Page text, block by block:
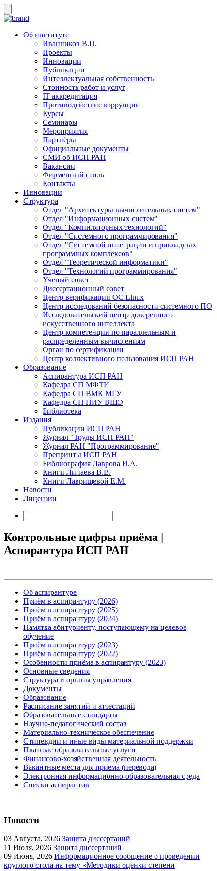
Об институте
Иванников В.П.
Проекты
Инновации
Публикации
Интеллектуальная собственность
Стоимость работ и услуг
IT аккредитация
Противодействие коррупции
Курсы
Семинары
Мероприятия
Партнёры
Официальные документы
СМИ об ИСП РАН
Вакансии
Фирменный стиль
Контакты
Инновации
Структура
Отдел "Архитектуры вычислительных систем"
Отдел "Информационных систем"
Отдел "Компиляторных технологий"
Отдел "Системного программирования"
Отдел "Системной интеграции и прикладных
программных комплексов"
Отдел "Теоретической информатики"
Отдел "Технологий программирования"
Ученый совет
Диссертационный совет
Центр верификации ОС Linux
Центр исследований безопасности системного ПО
Исследовательский центр доверенного
искусственного интеллекта
Центр компетенции по параллельным и
распределенным вычислениям
Орган по сертификации
Центр коллективного пользования ИСП РАН
Образование
Аспирантура ИСП РАН
Кафедра СП МФТИ
Кафедра СП ВМК МГУ
Кафедра СП НИУ ВШЭ
Библиотека
Издания
Публикации ИСП РАН
Журнал "Труды ИСП РАН"
Журнал РАН "Программирование"
Препринты ИСП РАН
Библиография Лаврова И.А.
Книги Липаева В.В.
Книги Лаврищевой Е.М.
Новости
Лицензии
Контрольные цифры приёма |
Аспирантура ИСП РАН
Об аспирантуре
Приём в аспирантуру (2026)
Приём в аспирантуру (2025)
Приём в аспирантуру (2024)
Памятка абитуриенту, поступающему на целевое
обучение
Приём в аспирантуру (2023)
Приём в аспирантуру (2022)
Особенности приёма в аспирантуру (2023)
Основные сведения
Структура и органы управления
Документы
Образование
Расписание занятий и аттестаций
Образовательные стандарты
Научно-педагогический состав
Материально-техническое обеспечение
Стипендии и иные виды материальной поддержки
Платные образовательные услуги
Финансово-хозяйственная деятельность
Вакантные места для приема (перевода)
Электронная информационно-образовательная среда
Списки аспирантов
Новости
03 Августа, 2026 Защита диссертаций
11 Июля, 2026 Защита диссертаций
09 Июня, 2026 Информационное сообщение о проведении
круглого стола на тему «Методики оценки степени